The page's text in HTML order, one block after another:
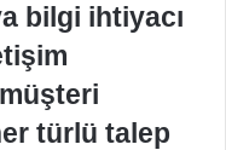
bilgi ihtiyacı
türlü talep